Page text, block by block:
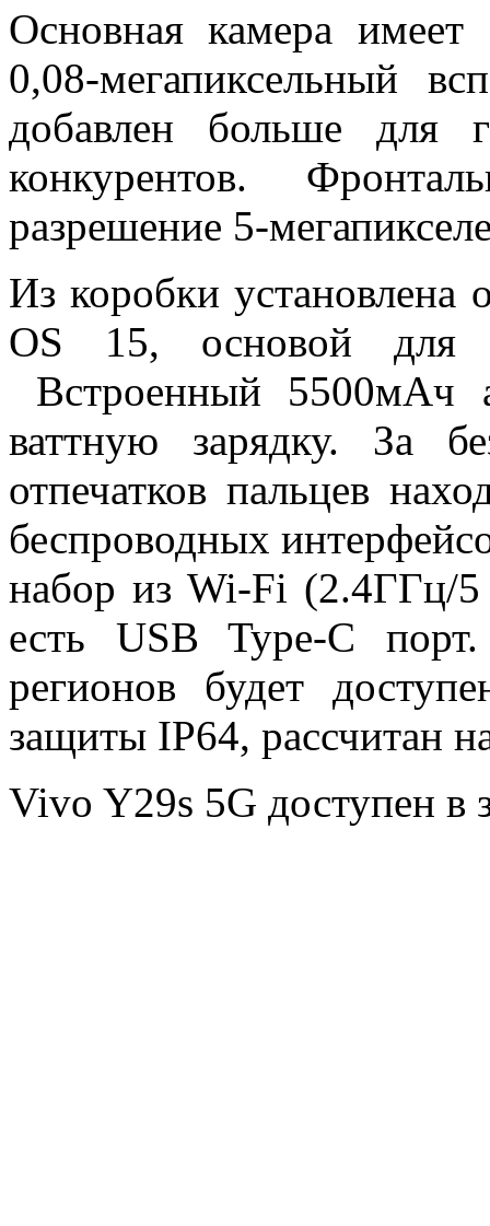
Основная камера
0,08-мегапиксельный
добавлен больше для
конкурентов.
разрешение 5-
Из коробки установлена
OS 15, основой для
Встроенный 5500мАч
ваттную зарядку. За
отпечатков пальцев
беспроводных
набор из Wi-Fi (2.4ГГц/
есть USB Type-C
регионов будет
защиты IP64, рассчитан
Vivo Y29s 5G доступен в